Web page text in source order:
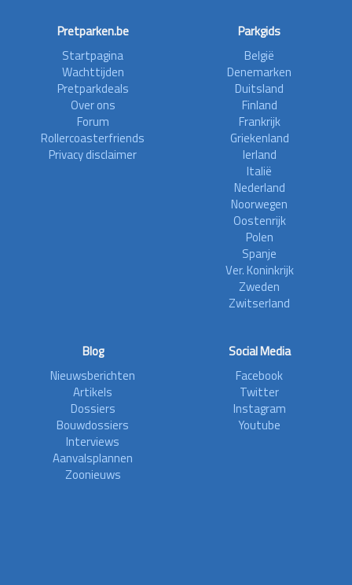
Pretparken.be
Startpagina
Wachttijden
Pretparkdeals
Over ons
Forum
Rollercoasterfriends
Privacy disclaimer
Parkgids
België
Denemarken
Duitsland
Finland
Frankrijk
Griekenland
Ierland
Italië
Nederland
Noorwegen
Oostenrijk
Polen
Spanje
Ver. Koninkrijk
Zweden
Zwitserland
Blog
Nieuwsberichten
Artikels
Dossiers
Bouwdossiers
Interviews
Aanvalsplannen
Zoonieuws
Social Media
Facebook
Twitter
Instagram
Youtube